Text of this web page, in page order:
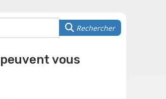
Rechercher
vous